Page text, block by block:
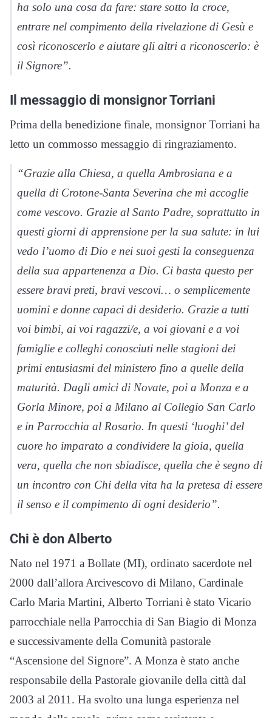
ha solo una cosa da fare: stare sotto la croce,
entrare nel compimento della rivelazione di Gesù e
così riconoscerlo e aiutare gli altri a riconoscerlo: è
il Signore”.
Il messaggio di monsignor Torriani
Prima della benedizione finale, monsignor Torriani ha
letto un commosso messaggio di ringraziamento.
“Grazie alla Chiesa, a quella Ambrosiana e a
quella di Crotone-Santa Severina che mi accoglie
come vescovo. Grazie al Santo Padre, soprattutto in
questi giorni di apprensione per la sua salute: in lui
vedo l’uomo di Dio e nei suoi gesti la conseguenza
della sua appartenenza a Dio. Ci basta questo per
essere bravi preti, bravi vescovi… o semplicemente
uomini e donne capaci di desiderio. Grazie a tutti
voi bimbi, ai voi ragazzi/e, a voi giovani e a voi
famiglie e colleghi conosciuti nelle stagioni dei
primi entusiasmi del ministero fino a quelle della
maturità. Dagli amici di Novate, poi a Monza e a
Gorla Minore, poi a Milano al Collegio San Carlo
e in Parrocchia al Rosario. In questi ‘luoghi’ del
cuore ho imparato a condividere la gioia, quella
vera, quella che non sbiadisce, quella che è segno di
un incontro con Chi della vita ha la pretesa di essere
il senso e il compimento di ogni desiderio”.
Chi è don Alberto
Nato nel 1971 a Bollate (MI), ordinato sacerdote nel
2000 dall’allora Arcivescovo di Milano, Cardinale
Carlo Maria Martini, Alberto Torriani è stato Vicario
parrocchiale nella Parrocchia di San Biagio di Monza
e successivamente della Comunità pastorale
“Ascensione del Signore”. A Monza è stato anche
responsabile della Pastorale giovanile della città dal
2003 al 2011. Ha svolto una lunga esperienza nel